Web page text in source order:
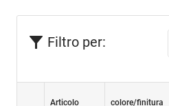
Filtro per:
Articolo colore/finitura